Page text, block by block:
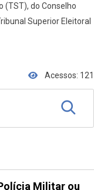
(TST), do Conselho
Superior Eleitoral
Acessos: 121
Militar ou